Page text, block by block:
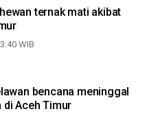
ternak mati akibat
WIB
bencana meninggal
di Aceh Timur